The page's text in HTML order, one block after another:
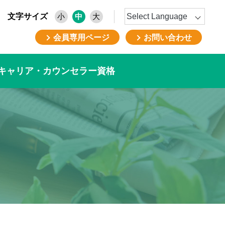
文字サイズ 小 中 大
会員専用ページ お問い合わせ
ャリア・カウンセラー資格